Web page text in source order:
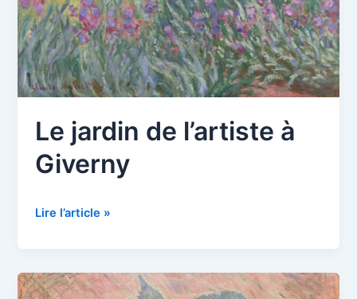
Le jardin de l’artiste à
Giverny
Le
l’artiste
à
Lire l’article »